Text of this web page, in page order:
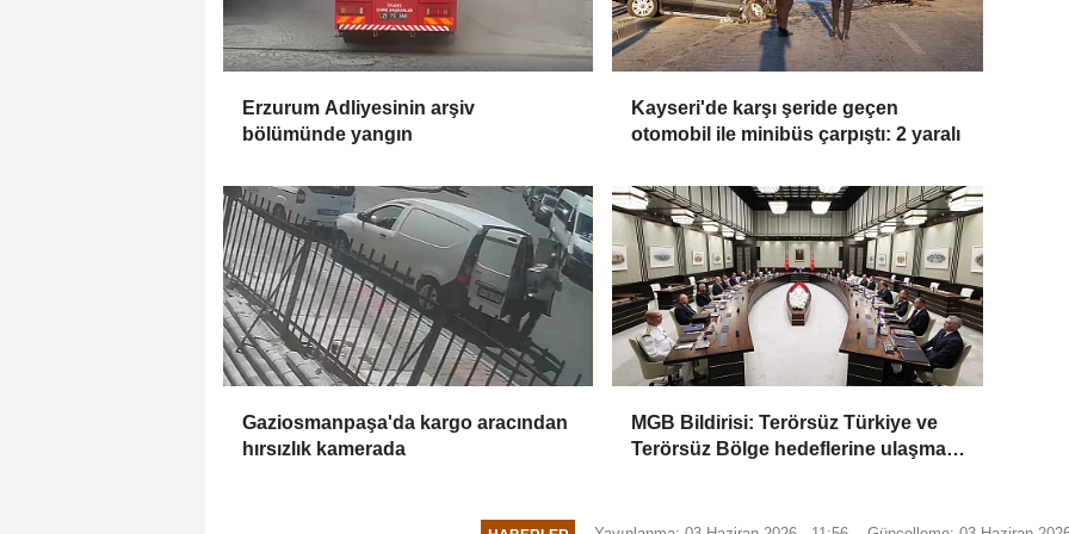
Erzurum Adliyesinin arşiv
bölümünde yangın
Kayseri'de karşı şeride geçen
otomobil ile minibüs çarpıştı: 2 yaralı
Gaziosmanpaşa'da kargo aracından
hırsızlık kamerada
MGB Bildirisi: Terörsüz Türkiye ve
Terörsüz Bölge hedeflerine ulaşma